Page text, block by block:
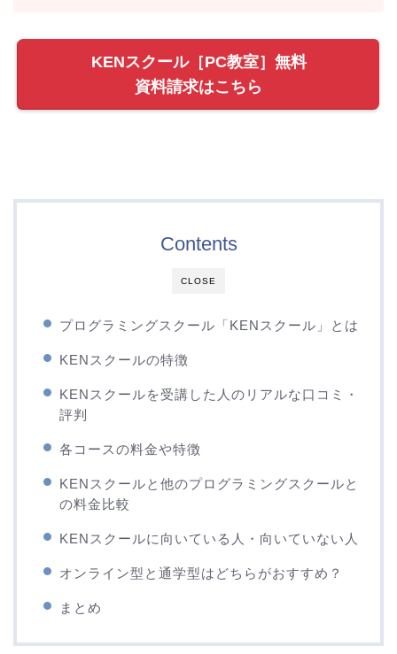
KENスクール［PC教室］無料
資料請求はこちら
CLOSE
Contents
プログラミングスクール「KENスクール」とは
KENスクールの特徴
KENスクールを受講した人のリアルな口コミ・
評判
各コースの料金や特徴
KENスクールと他のプログラミングスクールと
の料金比較
KENスクールに向いている人・向いていない人
オンライン型と通学型はどちらがおすすめ？
まとめ